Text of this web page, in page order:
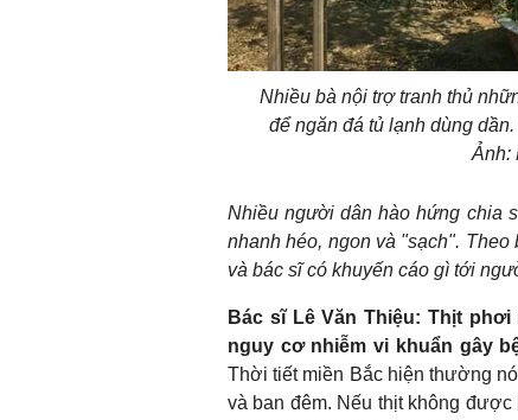
Nhiều bà nội trợ tranh thủ
để ngăn đá tủ lạnh dùng
Ảnh:
Nhiều người dân hào hứng chia
nhanh héo, ngon và "sạch".
và bác sĩ có khuyến cáo gì tới
Bác sĩ Lê Văn Thiệu: Thịt
nguy cơ nhiễm vi khuẩn gây
Thời tiết miền Bắc hiện thường
và ban đêm. Nếu thịt không